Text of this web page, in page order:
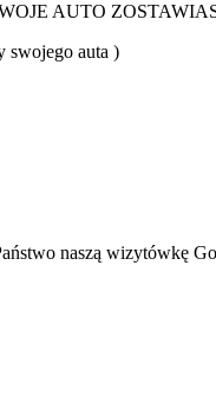
AUTO
swojego auta )
naszą wizytówkę